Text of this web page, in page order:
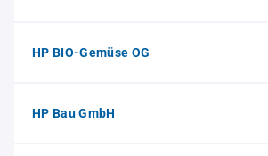
HP BIO-Gemüse OG
HP Bau GmbH